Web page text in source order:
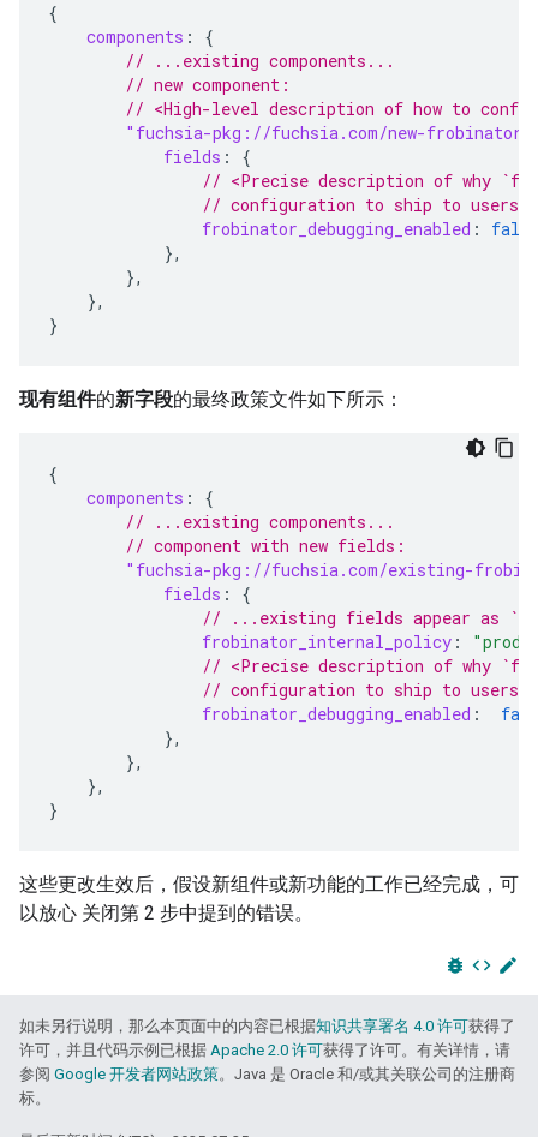
{
components :
{
// ...existing components...
// new component:
// <High-level description of how to
"fuchsia-pkg://fuchsia.com/new-
fields :
{
// <Precise description of why
// configuration to ship to users
frobinator_debugging_enabled :
false
},
},
},
}
现有组件的新字段的最终政策文件如下所示：
{
components :
{
// ...existing components...
// component with new fields:
"fuchsia-pkg://fuchsia.com/existing-
fields :
{
// ...existing fields appear as
frobinator_internal_policy :
// <Precise description of why
// configuration to ship to users
frobinator_debugging_enabled :
},
},
},
}
这些更改生效后，假设新组件或新功能的工作已经完成，可
以放心 关闭第 2 步中提到的错误。
bug_report code edit
如未另行说明，那么本页面中的内容已根据知识共享署名 4.0 许可获得了
许可，并且代码示例已根据 Apache 2.0 许可获得了许可。有关详情，请
参阅 Google 开发者网站政策。Java 是 Oracle 和/或其关联公司的注册商
标。